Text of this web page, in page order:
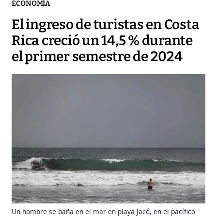
ECONOMÍA
El ingreso de turistas en Costa
Rica creció un 14,5 % durante
el primer semestre de 2024
Un hombre se baña en el mar en playa Jacó, en el pacífico